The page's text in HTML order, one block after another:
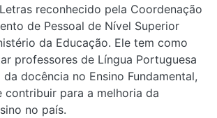
reconhecido pela Coordenação
de Pessoal de Nível Superior
da Educação. Ele tem como
professores de Língua Portuguesa
docência no Ensino Fundamental,
para a melhoria da
no país.